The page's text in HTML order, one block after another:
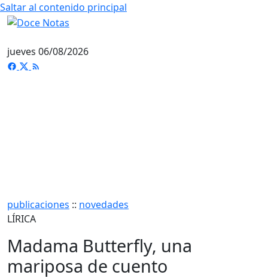
Saltar al contenido principal
jueves 06/08/2026
publicaciones :: novedades
LÍRICA
Madama Butterfly, una
mariposa de cuento